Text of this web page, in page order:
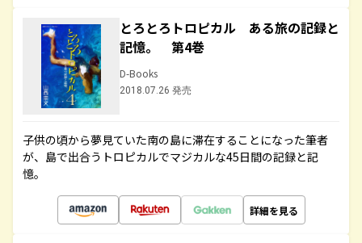
とろとろトロピカル ある旅の記録と
記憶。 第4巻
D-Books
2018.07.26 発売
子供の頃から夢見ていた南の島に滞在することになった筆者
が、島で出合うトロピカルでマジカルな45日間の記録と記
憶。
詳細を見る